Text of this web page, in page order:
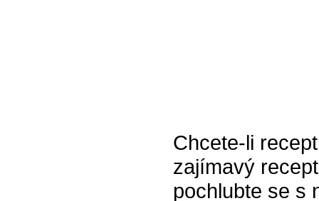
Chcete-li
zajímavý
pochlubte se s